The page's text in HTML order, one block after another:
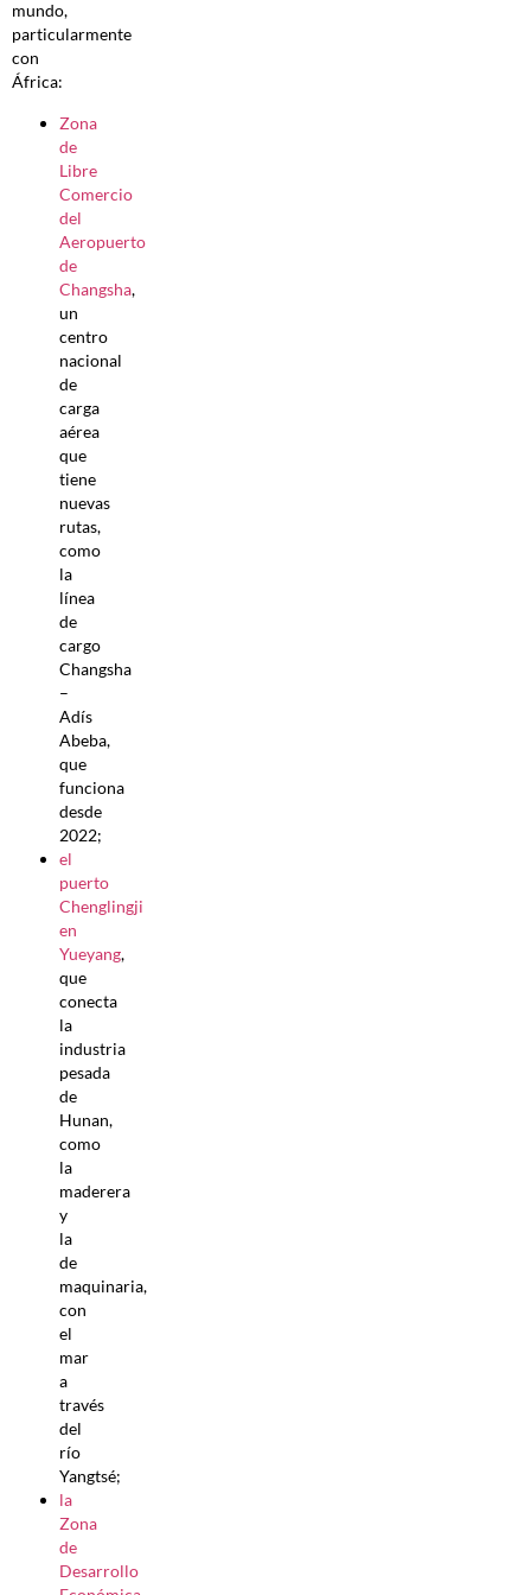
mundo,
particularmente
con
África:
Zona
de
Libre
Comercio
del
Aeropuerto
de
Changsha,
un
centro
nacional
de
carga
aérea
que
tiene
nuevas
rutas,
como
la
línea
de
cargo
Changsha
–
Adís
Abeba,
que
funciona
desde
2022;
el
puerto
Chenglingji
en
Yueyang,
que
conecta
la
industria
pesada
de
Hunan,
como
la
maderera
y
la
de
maquinaria,
con
el
mar
a
través
del
río
Yangtsé;
la
Zona
de
Desarrollo